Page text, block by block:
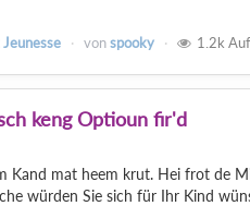
vonspooky 1.2k
keng Optioun fir'd
Kand mat heem krut. Hei frot de
würden Sie sich für Ihr Kind